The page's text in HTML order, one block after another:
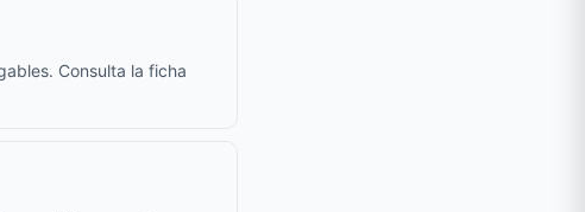
Consulta la ficha